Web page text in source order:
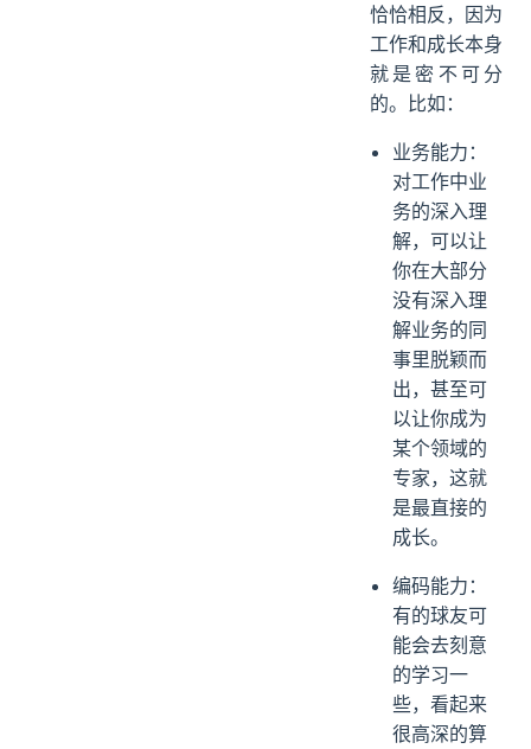
恰恰相反，因为
工作和成长本身
就是密不可分
的。比如：
业务能力：
对工作中业
务的深入理
解，可以让
你在大部分
没有深入理
解业务的同
事里脱颖而
出，甚至可
以让你成为
某个领域的
专家，这就
是最直接的
成长。
编码能力：
有的球友可
能会去刻意
的学习一
些，看起来
很高深的算